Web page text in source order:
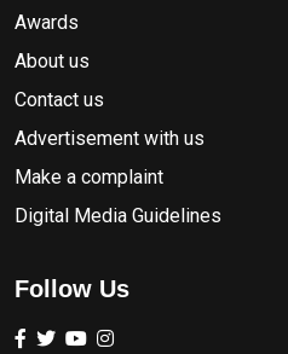
Awards
About us
Contact us
Advertisement with us
Make a complaint
Digital Media Guidelines
Follow Us